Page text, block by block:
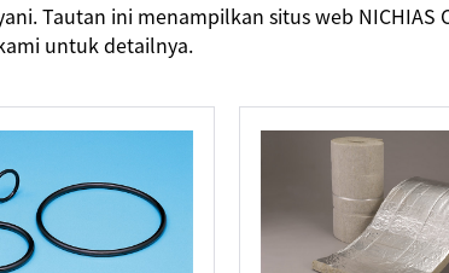
Tautan ini menampilkan situs web
untuk detailnya.